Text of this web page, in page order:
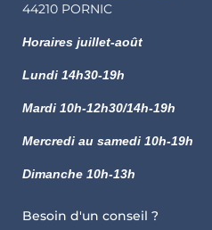
44210 PORNIC
Horaires juillet-août
Lundi 14h30-19h
Mardi 10h-12h30/14h-19h
Mercredi au samedi 10h-19h
Dimanche 10h-13h
Besoin d'un conseil ?